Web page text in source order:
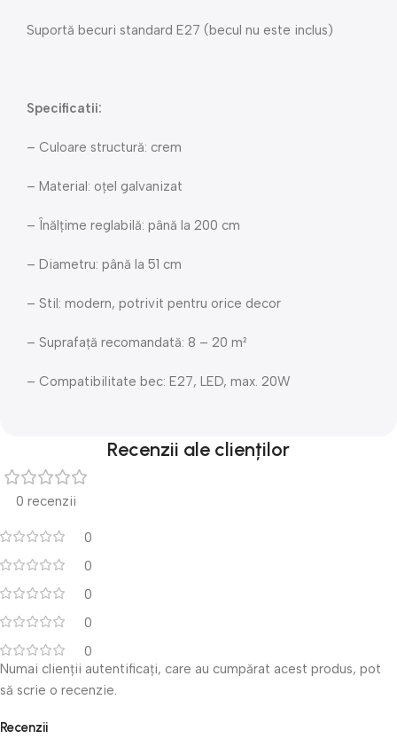
Suportă becuri standard E27 (becul nu este inclus)
Specificatii:
– Culoare structură: crem
– Material: oțel galvanizat
– Înălțime reglabilă: până la 200 cm
– Diametru: până la 51 cm
– Stil: modern, potrivit pentru orice decor
– Suprafață recomandată: 8 – 20 m²
– Compatibilitate bec: E27, LED, max. 20W
Recenzii ale clienților
0 recenzii
0
0
0
0
0
Recenzii
Numai clienții autentificați, care au cumpărat acest produs, pot
să scrie o recenzie.